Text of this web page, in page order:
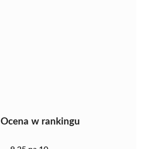
Ocena w rankingu